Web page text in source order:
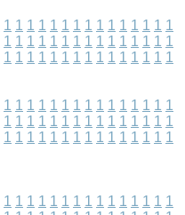
1 1 1 1 1 1 1 1 1 1 1 1 1 1 1
1 1 1 1 1 1 1 1 1 1 1 1 1 1 1
1 1 1 1 1 1 1 1 1 1 1 1 1 1 1
1 1 1 1 1 1 1 1 1 1 1 1 1 1 1
1 1 1 1 1 1 1 1 1 1 1 1 1 1 1
1 1 1 1 1 1 1 1 1 1 1 1 1 1 1
1 1 1 1 1 1 1 1 1 1 1 1 1 1 1